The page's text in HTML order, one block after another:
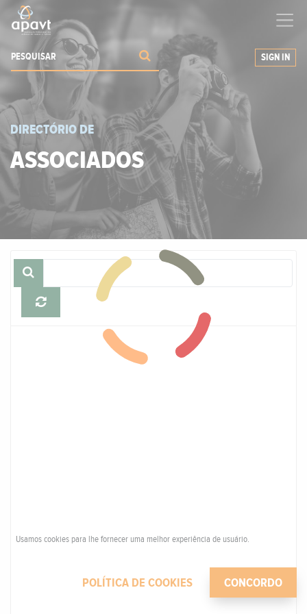
a expandir os seus negócios
SIGN IN
DIRECTÓRIO DE
ASSOCIADOS
Usamos cookies para lhe fornecer uma melhor experiência de usuário.
POLÍTICA DE COOKIES CONCORDO